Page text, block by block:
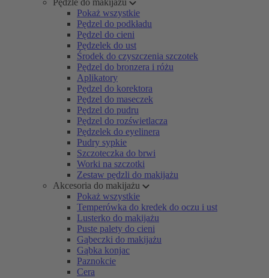
Pędzle do makijażu
Pokaż wszystkie
Pędzel do podkładu
Pędzel do cieni
Pędzelek do ust
Środek do czyszczenia szczotek
Pędzel do bronzera i różu
Aplikatory
Pędzel do korektora
Pędzel do maseczek
Pędzel do pudru
Pędzel do rozświetlacza
Pędzelek do eyelinera
Pudry sypkie
Szczoteczka do brwi
Worki na szczotki
Zestaw pędzli do makijażu
Akcesoria do makijażu
Pokaż wszystkie
Temperówka do kredek do oczu i ust
Lusterko do makijażu
Puste palety do cieni
Gąbeczki do makijażu
Gąbka konjac
Paznokcie
Cera